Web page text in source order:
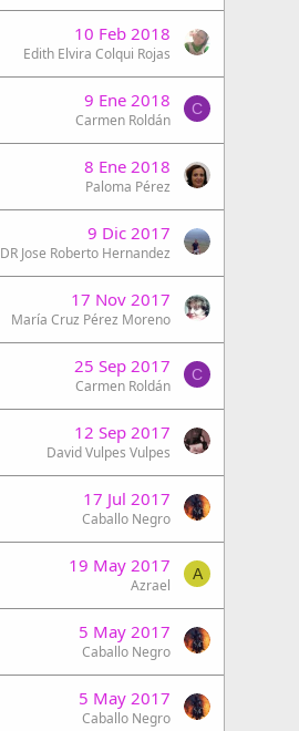
10 Feb 2018
Edith Elvira Colqui Rojas
9 Ene 2018
Carmen Roldán
C
8 Ene 2018
Paloma Pérez
9 Dic 2017
DR Jose Roberto Hernandez
17 Nov 2017
María Cruz Pérez Moreno
25 Sep 2017
Carmen Roldán
C
12 Sep 2017
David Vulpes Vulpes
17 Jul 2017
Caballo Negro
19 May 2017
Azrael
A
5 May 2017
Caballo Negro
5 May 2017
Caballo Negro